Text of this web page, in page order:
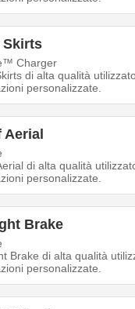
Skirts
Charger
di alta qualità
personalizzate.
Aerial
di alta qualità
personalizzate.
Brake
Brake di alta qualità
personalizzate.